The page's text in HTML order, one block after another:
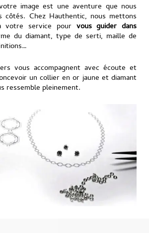
image est une aventure que nous
côtés. Chez Hauthentic, nous mettons
votre service pour vous guider dans
du diamant, type de serti, maille de
vous accompagnent avec écoute et
un collier en or jaune et diamant
ressemble pleinement.